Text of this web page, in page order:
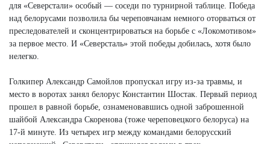
для «Северстали» особый — соседи по турнирной таблице. Победа
над белорусами позволила бы череповчанам немного оторваться от
преследователей и сконцентрироваться на борьбе с «Локомотивом»
за первое место. И «Северсталь» этой победы добилась, хотя было
нелегко.
Голкипер Александр Самойлов пропускал игру из-за травмы, и
место в воротах занял белорус Константин Шостак. Первый период
прошел в равной борьбе, ознаменовавшись одной заброшенной
шайбой Александра Скоренова (тоже череповецкого белоруса) на
17-й минуте. Из четырех игр между командами белорусский